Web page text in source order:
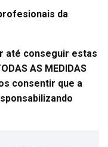
da
até conseguir estas
AS MEDIDAS
consentir que a